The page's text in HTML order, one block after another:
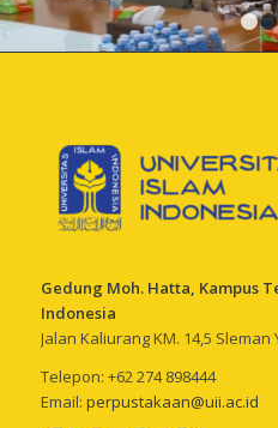
Gedung Moh. Hatta, Kampus
Indonesia
Jalan Kaliurang KM. 14,5 Sleman
Telepon: +62 274 898444
Email: perpustakaan@uii.ac.id